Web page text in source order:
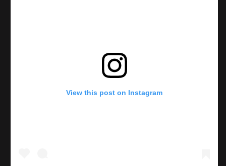
View this post on Instagram